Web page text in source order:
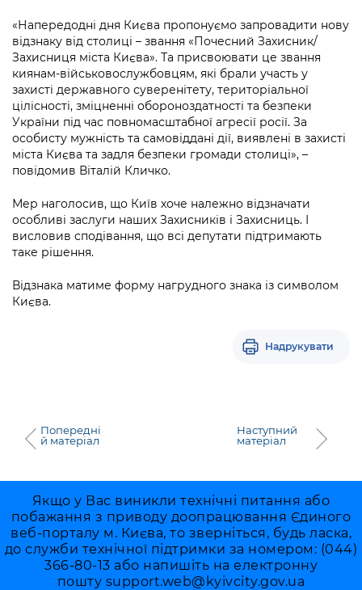
Kyiv International Relations
Річні звіти
Гендерна політика
Безбар'єрність
Київська міська військова адміністрація
Портал Захисників та Захисниць
Безбар'єрність
Портал послуг
Міський застосунок Київ Цифровий
Важливе під час воєнного стану
Важливе під час воєнного стану
Портал даних Києва
Публічні дашборди
«Напередодні дня Києва пропонуємо запровадити нову
відзнаку від столиці – звання «Почесний Захисник/
Захисниця міста Києва». Та присвоювати це звання
киянам-військовослужбовцям, які брали участь у
захисті державного суверенітету, територіальної
цілісності, зміцненні обороноздатності та безпеки
України під час повномасштабної агресії росії. За
особисту мужність та самовіддані дії, виявлені в захисті
міста Києва та задля безпеки громади столиці», –
повідомив Віталій Кличко.
Мер наголосив, що Київ хоче належно відзначати
особливі заслуги наших Захисників і Захисниць. І
висловив сподівання, що всі депутати підтримають
таке рішення.
Відзнака матиме форму нагрудного знака із символом
Києва.
Надрукувати
Попередні
й матеріал
Наступний
матеріал
Якщо у Вас виникли технічні питання або
побажання з приводу доопрацювання Єдиного
веб-порталу м. Києва, то зверніться, будь ласка,
до служби технічної підтримки за номером: (044)
366-80-13 або напишіть на електронну
пошту support.web@kyivcity.gov.ua